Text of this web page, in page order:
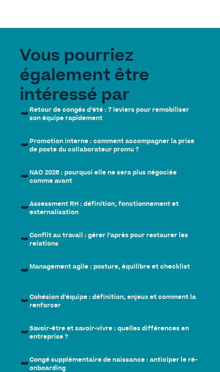
Vous pourriez
également être
intéressé par
Retour de congés d’été : 7 leviers pour remobiliser
son équipe rapidement
Promotion interne : comment accompagner la prise
de poste du collaborateur promu ?
NAO 2026 : pourquoi elle ne sera plus négociée
comme avant
Assessment RH : définition, fonctionnement et
externalisation
Conflit au travail : gérer l’après pour restaurer les
relations
Management agile : posture, équilibre et checklist
Cohésion d’équipe : définition, enjeux et comment la
renforcer
Savoir-être et savoir-vivre : quelles différences en
entreprise ?
Congé supplémentaire de naissance : anticiper le ré-
onboarding